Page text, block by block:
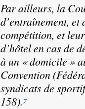
Par ailleurs, la
d’entraînement,
compétition, et
d’hôtel en cas de
à un « domicile »
Convention (
syndicats de
158).7